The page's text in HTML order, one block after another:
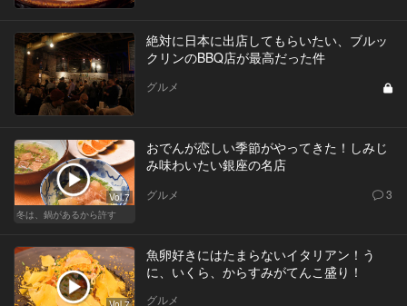
絶対に日本に出店してもらいたい、ブルッ
クリンのBBQ店が最高だった件
グルメ
Vol.7
冬は、鍋があるから許す
おでんが恋しい季節がやってきた！しみじ
み味わいたい銀座の名店
グルメ 3
魚卵好きにはたまらないイタリアン！う
に、いくら、からすみがてんこ盛り！
グルメ